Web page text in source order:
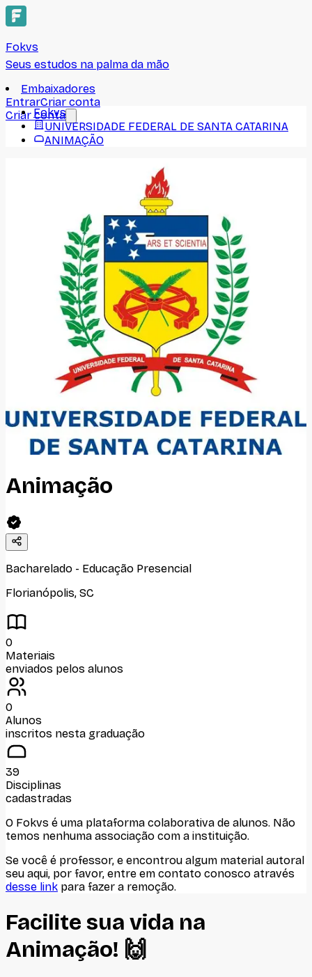
Fokvs
Seus estudos na palma da mão
Embaixadores
EntrarCriar conta
Criar conta
Fokvs
UNIVERSIDADE FEDERAL DE SANTA CATARINA
ANIMAÇÃO
Animação
Bacharelado - Educação Presencial
Florianópolis, SC
0
Materiais
enviados pelos alunos
0
Alunos
inscritos nesta graduação
39
Disciplinas
cadastradas
O Fokvs é uma plataforma colaborativa de alunos. Não
temos nenhuma associação com a instituição.
Se você é professor, e encontrou algum material autoral
seu aqui, por favor, entre em contato conosco através
desse link para fazer a remoção.
Facilite sua vida na
Animação! 🙌